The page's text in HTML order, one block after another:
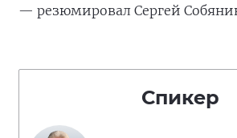
— резюмировал Сергей
Спикер